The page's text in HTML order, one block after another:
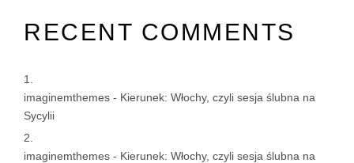
RECENT COMMENTS
imaginemthemes - Kierunek: Włochy, czyli sesja ślubna na
Sycylii
imaginemthemes - Kierunek: Włochy, czyli sesja ślubna na